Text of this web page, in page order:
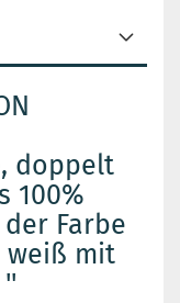
doppelt
100%
Farbe
weiß mit